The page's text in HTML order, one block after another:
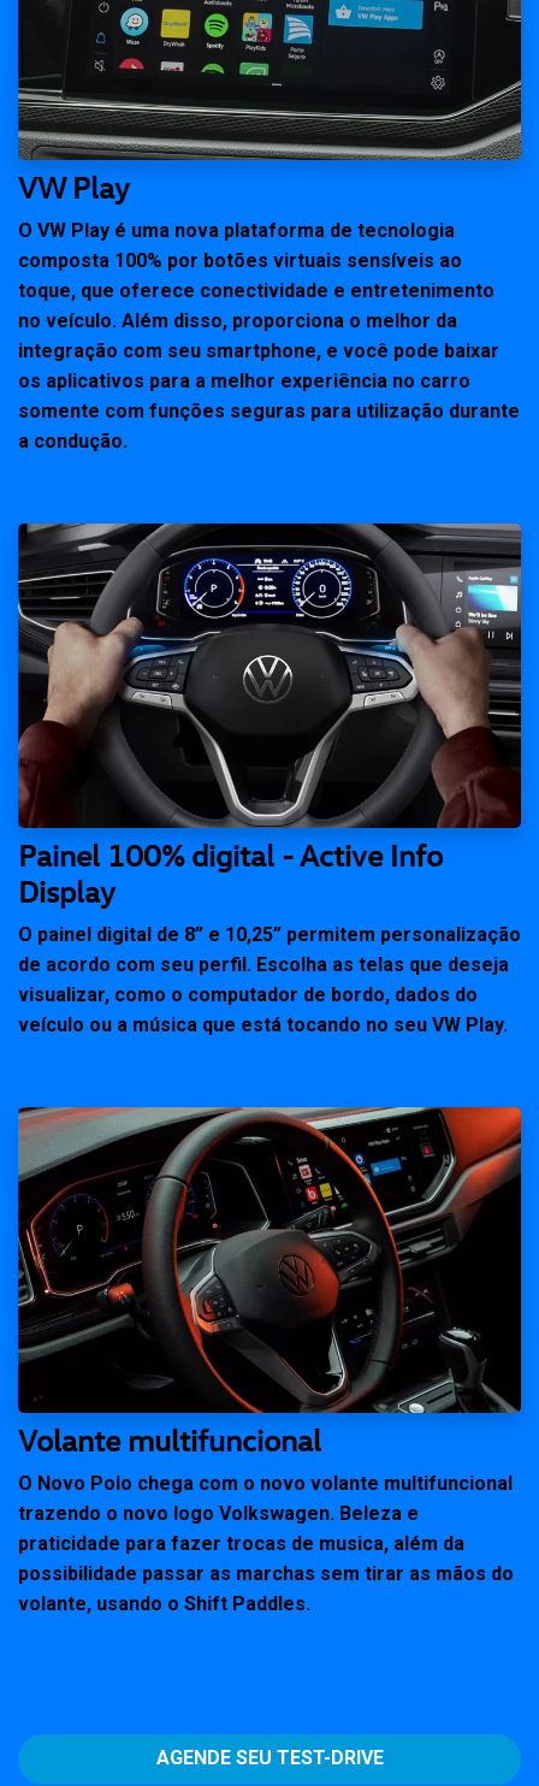
VW Play
O VW Play é uma nova plataforma de tecnologia
composta 100% por botões virtuais sensíveis ao
toque, que oferece conectividade e entretenimento
no veículo. Além disso, proporciona o melhor da
integração com seu smartphone, e você pode baixar
os aplicativos para a melhor experiência no carro
somente com funções seguras para utilização durante
a condução.
Painel 100% digital - Active Info
Display
O painel digital de 8” e 10,25” permitem personalização
de acordo com seu perfil. Escolha as telas que deseja
visualizar, como o computador de bordo, dados do
veículo ou a música que está tocando no seu VW Play.
Volante multifuncional
O Novo Polo chega com o novo volante multifuncional
trazendo o novo logo Volkswagen. Beleza e
praticidade para fazer trocas de musica, além da
possibilidade passar as marchas sem tirar as mãos do
volante, usando o Shift Paddles.
AGENDE SEU TEST-DRIVE